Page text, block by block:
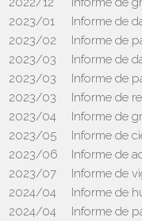
2023/01
Informe de
2023/02
Informe de
2023/03
Informe de
2023/03
Informe de
2023/03
Informe de
2023/04
Informe de
2023/05
Informe de
2023/06
Informe de
2023/07
Informe de
2024/04
Informe de
2024/04
Informe de